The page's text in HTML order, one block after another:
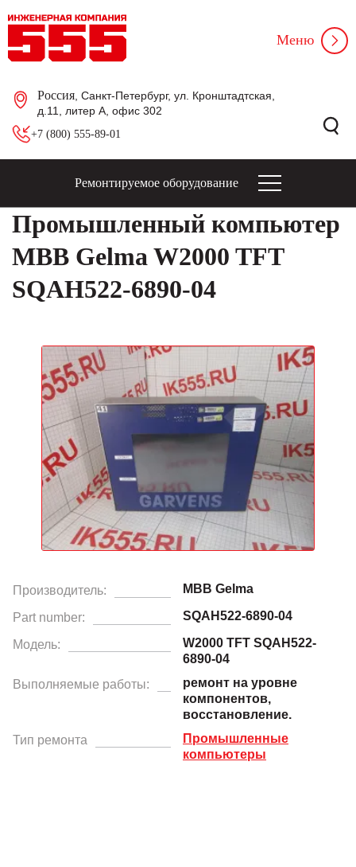
Россия , Санкт-Петербург, ул. Кронштадтская,
д.11, литер А, офис 302
+7 (800) 555-89-01
Меню
Ремонтируемое оборудование
Промышленный компьютер
MBB Gelma W2000 TFT
SQAH522-6890-04
Производитель: MBB Gelma
Part number: SQAH522-6890-04
Модель:
W2000 TFT SQAH522-
6890-04
Выполняемые работы:
ремонт на уровне
компонентов,
восстановление.
Тип ремонта
Промышленные
компьютеры